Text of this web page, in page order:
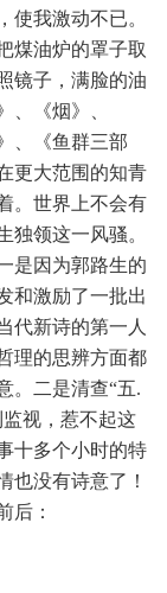
使我激动不已。
煤油炉的罩子取
镜子，满脸的油
《烟》、
、《鱼群三部
更大范围的知青
。世界上不会有
独领这一风骚。
是因为郭路生的
和激励了一批出
代新诗的第一人
理的思辨方面都
。二是清查“五.
监视，惹不起这
十多个小时的特
也没有诗意了！
后：